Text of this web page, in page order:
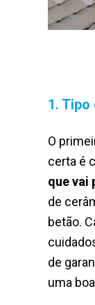
1. Tipo
O
certa é
que vai
de
betão.
de
uma